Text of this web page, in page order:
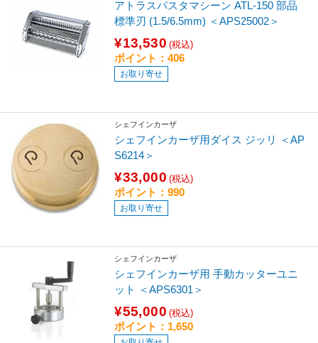
アトラスパスタマシーン ATL-150 部品
標準刃 (1.5/6.5mm) ＜APS25002＞
¥13,530 (税込)
ポイント：406
お取り寄せ
シェフインカーザ
シェフインカーザ用ダイス ジッリ ＜AP
S6214＞
¥33,000 (税込)
ポイント：990
お取り寄せ
シェフインカーザ
シェフインカーザ用 手動カッターユニ
ット ＜APS6301＞
¥55,000 (税込)
ポイント：1,650